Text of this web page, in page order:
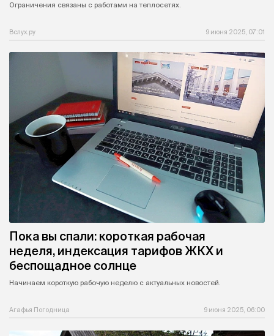
Ограничения связаны с работами на теплосетях.
Вслух.ру 9 июня 2025, 07:01
Пока вы спали: короткая рабочая
неделя, индексация тарифов ЖКХ и
беспощадное солнце
Начинаем короткую рабочую неделю с актуальных новостей.
Агафья Погодница 9 июня 2025, 06:00